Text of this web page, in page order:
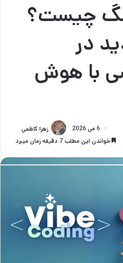
چیست؟
در
با هوش
زهرا کاظمی
6 می 2026
خواندن این مطلب 7 دقیقه زمان میبرد